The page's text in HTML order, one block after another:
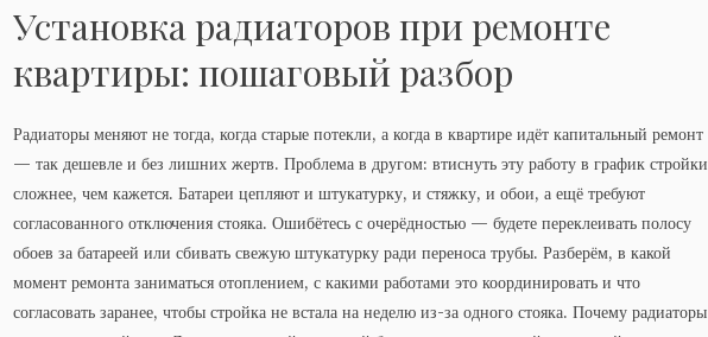
Установка радиаторов при ремонте
квартиры: пошаговый разбор
Радиаторы меняют не тогда, когда старые потекли, а когда в квартире идёт капитальный ремонт
— так дешевле и без лишних жертв. Проблема в другом: втиснуть эту работу в график стройки
сложнее, чем кажется. Батареи цепляют и штукатурку, и стяжку, и обои, а ещё требуют
согласованного отключения стояка. Ошибётесь с очерёдностью — будете переклеивать полосу
обоев за батареей или сбивать свежую штукатурку ради переноса трубы. Разберём, в какой
момент ремонта заниматься отоплением, с какими работами это координировать и что
согласовать заранее, чтобы стройка не встала на неделю из-за одного стояка. Почему радиаторы